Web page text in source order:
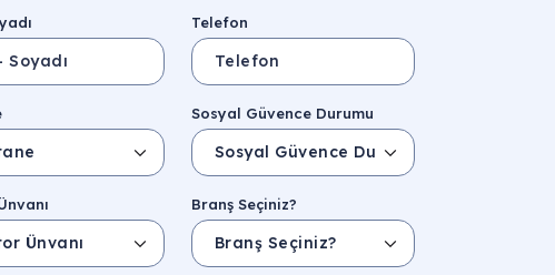
Telefon
Sosyal Güvence Durumu
Branş Seçiniz?